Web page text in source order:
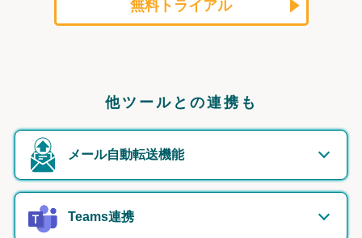
無料トライアル
他ツールとの連携も
メール自動転送機能
Teams連携